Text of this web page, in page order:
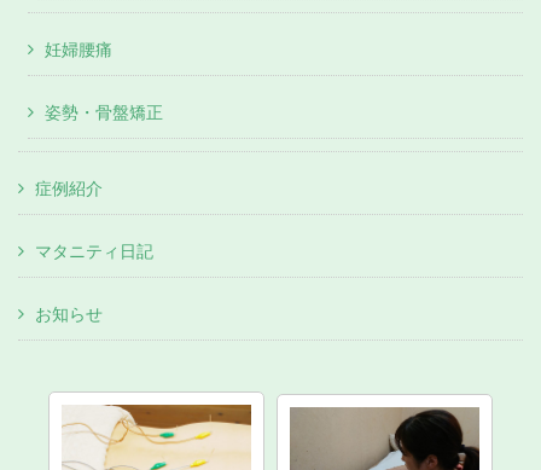
妊婦腰痛
姿勢・骨盤矯正
症例紹介
マタニティ日記
お知らせ